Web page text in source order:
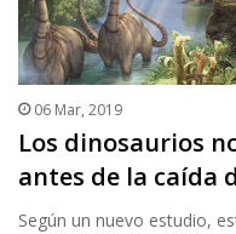
06 Mar, 2019
Los dinosaurios
antes de la caída
Según un nuevo estudio,